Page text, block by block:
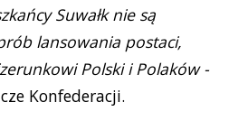
Suwałk nie są
lansowania postaci,
Polski i Polaków -
Konfederacji.